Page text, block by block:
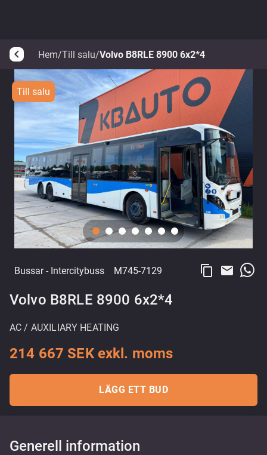
arrow_back_ios Hem/Till salu/Volvo B8RLE 8900 6x2*4
Till salu
Bussar- Intercitybuss M745-7129 content_copy email
Volvo B8RLE 8900 6x2*4
AC / AUXILIARY HEATING
214 667 SEK exkl. moms
LÄGG ETT BUD
Generell information